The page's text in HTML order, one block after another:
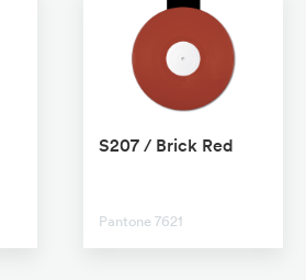
S207 / Brick Red
Pantone 7621